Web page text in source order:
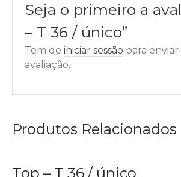
Seja o primeiro a
– T 36 / único”
Tem de iniciar sessão para
avaliação.
Produtos Relacionados
Top – T 36 / único